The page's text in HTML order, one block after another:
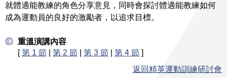
就體適能教練的角色分享意見，同時會探討體適能教練如何
成為運動員的良好的激勵者，以追求目標。
重溫演講內容
[第 1 節 | 第 2 節 | 第 3 節 | 第 4 節 ]
返回精英運動訓練研討會